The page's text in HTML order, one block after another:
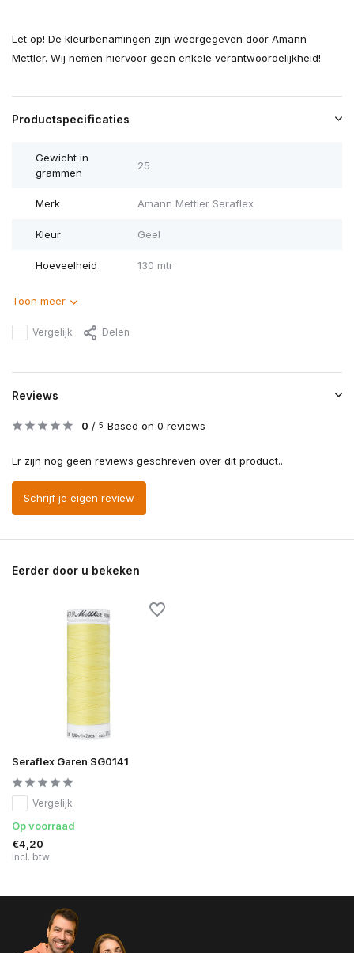
Let op! De kleurbenamingen zijn weergegeven door Amann
Mettler. Wij nemen hiervoor geen enkele verantwoordelijkheid!
Productspecificaties
Gewicht in
grammen
25
Merk Amann Mettler Seraflex
Kleur Geel
Hoeveelheid 130 mtr
Toon meer
Vergelijk Delen
Reviews
0 / 5 Based on 0 reviews
Er zijn nog geen reviews geschreven over dit product..
Schrijf je eigen review
Eerder door u bekeken
Seraflex Garen SG0141
Vergelijk
Op voorraad
€4,20
Incl. btw